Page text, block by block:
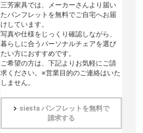
三芳家具では、メーカーさんより届い
たパンフレットを無料でご自宅へお届
けしています。
写真や仕様をじっくり確認しながら、
暮らしに合うパーソナルチェアを選び
たい方におすすめです。
ご希望の方は、下記よりお気軽にご請
求ください。※営業目的のご連絡はいた
しません。
siesta パンフレットを無料で
請求する